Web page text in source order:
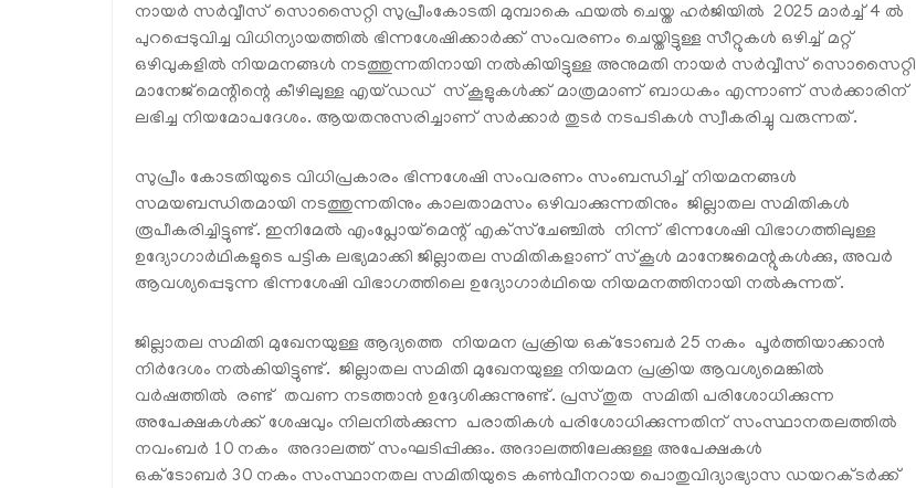
നായർ സർവ്വീസ് സൊസൈറ്റി സുപ്രീംകോടതി മുമ്പാകെ ഫയൽ ചെയ്ത ഹർജിയിൽ 2025 മാർച്ച് 4 ൽ
പുറപ്പെടുവിച്ച വിധിന്യായത്തിൽ ഭിന്നശേഷിക്കാർക്ക് സംവരണം ചെയ്തിട്ടുള്ള സീറ്റുകൾ ഒഴിച്ച് മറ്റ്
ഒഴിവുകളിൽ നിയമനങ്ങൾ നടത്തുന്നതിനായി നൽകിയിട്ടുള്ള അനുമതി നായർ സർവ്വീസ് സൊസൈറ്റി
മാനേജ്മെന്റിന്റെ കീഴിലുള്ള എയ്ഡഡ് സ്‌കൂളുകൾക്ക് മാത്രമാണ് ബാധകം എന്നാണ് സർക്കാരിന്
ലഭിച്ച നിയമോപദേശം. ആയതനുസരിച്ചാണ് സർക്കാർ തുടർ നടപടികൾ സ്വീകരിച്ചു വരുന്നത്.
സുപ്രീം കോടതിയുടെ വിധിപ്രകാരം ഭിന്നശേഷി സംവരണം സംബന്ധിച്ച് നിയമനങ്ങൾ
സമയബന്ധിതമായി നടത്തുന്നതിനും കാലതാമസം ഒഴിവാക്കുന്നതിനും ജില്ലാതല സമിതികൾ
രൂപീകരിച്ചിട്ടുണ്ട്. ഇനിമേൽ എംപ്ലോയ്‌മെന്റ് എക്‌സ്ചേഞ്ചിൽ നിന്ന് ഭിന്നശേഷി വിഭാഗത്തിലുള്ള
ഉദ്യോഗാർഥികളുടെ പട്ടിക ലഭ്യമാക്കി ജില്ലാതല സമിതികളാണ് സ്‌കൂൾ മാനേജമെന്റുകൾക്കു, അവർ
ആവശ്യപ്പെടുന്ന ഭിന്നശേഷി വിഭാഗത്തിലെ ഉദ്യോഗാർഥിയെ നിയമനത്തിനായി നൽകുന്നത്.
ജില്ലാതല സമിതി മുഖേനയുള്ള ആദ്യത്തെ നിയമന പ്രക്രിയ ഒക്ടോബർ 25 നകം പൂർത്തിയാക്കാൻ
നിർദേശം നൽകിയിട്ടുണ്ട്. ജില്ലാതല സമിതി മുഖേനയുള്ള നിയമന പ്രക്രിയ ആവശ്യമെങ്കിൽ
വർഷത്തിൽ രണ്ട് തവണ നടത്താൻ ഉദ്ദേശിക്കുന്നുണ്ട്. പ്രസ്തുത സമിതി പരിശോധിക്കുന്ന
അപേക്ഷകൾക്ക് ശേഷവും നിലനിൽക്കുന്ന പരാതികൾ പരിശോധിക്കുന്നതിന് സംസ്ഥാനതലത്തിൽ
നവംബർ 10 നകം അദാലത്ത് സംഘടിപ്പിക്കും. അദാലത്തിലേക്കുള്ള അപേക്ഷകൾ
ഒക്ടോബർ 30 നകം സംസ്ഥാനതല സമിതിയുടെ കൺവീനറായ പൊതുവിദ്യാഭ്യാസ ഡയറക്ടർക്ക്